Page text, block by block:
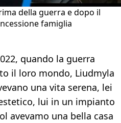
della guerra e dopo il
famiglia
quando la guerra
il loro mondo, Liudmyla
una vita serena, lei
lui in un impianto
avevamo una bella casa